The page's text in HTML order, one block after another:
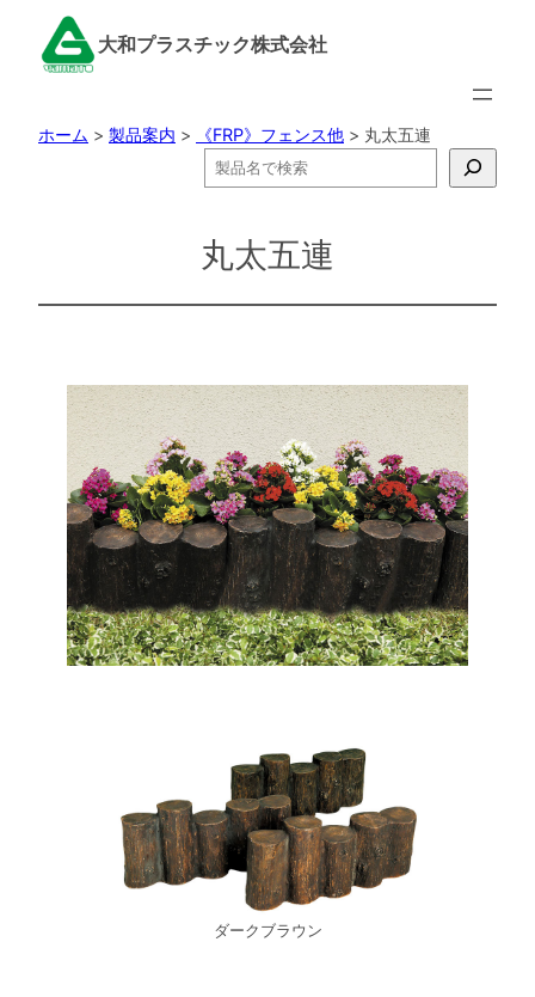
大和プラスチック株式会社
ホーム > 製品案内 > 《FRP》フェンス他 > 丸太五連
検
索
丸太五連
ダークブラウン